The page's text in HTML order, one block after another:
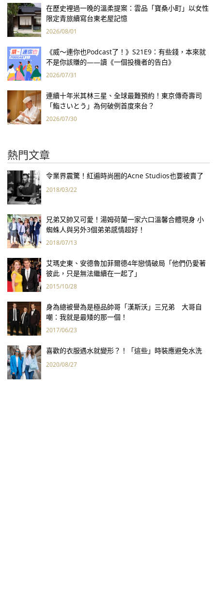
在歷史裡過一晚的溫柔提案：雲品「寶桑小町」以女性
限定青旅續寫台東老屋記憶
2026/08/01
《威～連你也Podcast了！》S21E9：有些錢，本來就
不是你該賺的——讀《一個投機者的告白》
2026/07/31
連續十年米其林三星、全球最難預約！東京傳奇壽司
「鮨さいとう」為何破例首度來台？
2026/07/30
熱門文章
令業界震驚！紅遍時尚圈的Acne Studios也要被賣了
2018/03/22
兄弟又帥又可愛！湯姆荷蘭一家六口溫馨合體現身 小
蜘蛛人與另外3個弟弟感情超好！
2018/07/13
艾瑪史東、安德魯加菲爾德4年戀情破局「他們仍愛著
彼此，只是無法繼續在一起了」
2015/10/28
身為總被譽為是極品帥哥「漢斯沃」三兄弟 大哥自
嘲：我就是最矮的那一個！
2017/06/23
喜歡的衣服遇水就變形？！「這些」時裝應避免水洗
2020/08/27